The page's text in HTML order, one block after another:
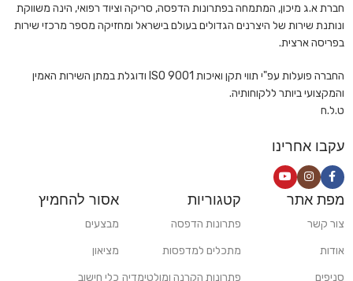
לתחום הקמעונאות או הרפואה– באתר א.ג מיכון תמצאו מבחר
אדיר של דגמים מובילים מביתBrother, Epson, Canon, HP,
HPRTועוד. כל המוצרים שלנו נבחרים בקפידה ומתאימים לצרכים
אמיתיים של עסקים – עם דגש על ביצועים, אמינות, תחזוקה קלה ומחיר
משתלם.
ישראלית
כחברה יצרנית של
מספקים עגלות מחשוב חכמות, עגלות לרופאים ועגלות עמידות לחדרי
לשטח. הציוד הרפואי שלנו נמצא בשימוש בבתי חולים, קופות חולים
ויחידות סיעוד בכל רחבי הארץ – בזכות שירות מהיר, מוצרים איכותיים
ויכולת התאמה לכל צורך ספציפי.
חברת א.ג מיכון, המתמחה בפתרונות הדפסה, סריקה וציוד רפואי, הינה משווקת
ונותנת שירות של היצרנים הגדולים בעולם בישראל ומחזיקה מספר מרכזי שירות
בפריסה ארצית.
החברה פועלות עפ"י תווי תקן ואיכות ISO 9001 ודוגלת במתן השירות האמין
והמקצועי ביותר ללקוחותיה.
ט.ל.ח
עקבו אחרינו
מפת אתר
צור קשר
אודות
סניפים
קטגוריות
פתרונות הדפסה
מתכלים למדפסות
פתרונות הקרנה ומולטימדיה
אסור להחמיץ
מבצעים
מציאון
כלי חישוב